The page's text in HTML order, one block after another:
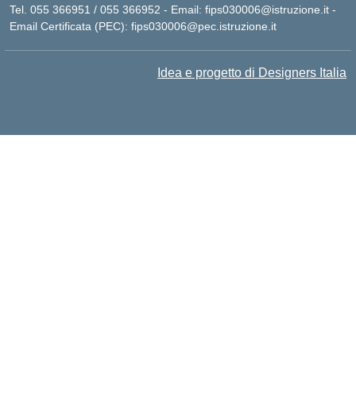
Tel. 055 366951 / 055 366952 - Email: fips030006@istruzione.it -
Email Certificata (PEC): fips030006@pec.istruzione.it
Idea e progetto di Designers Italia